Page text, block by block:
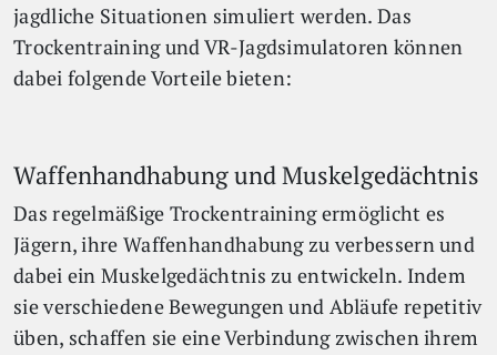
jagdliche Situationen simuliert werden. Das
Trockentraining und VR-Jagdsimulatoren können
dabei folgende Vorteile bieten:
Waffenhandhabung und Muskelgedächtnis
Das regelmäßige Trockentraining ermöglicht es
Jägern, ihre Waffenhandhabung zu verbessern und
dabei ein Muskelgedächtnis zu entwickeln. Indem
sie verschiedene Bewegungen und Abläufe repetitiv
üben, schaffen sie eine Verbindung zwischen ihrem